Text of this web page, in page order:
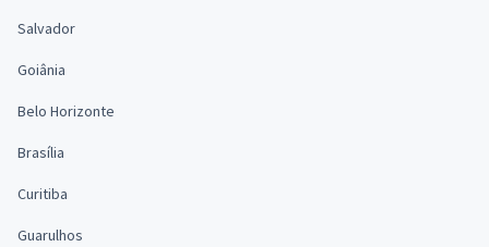
Salvador
Goiânia
Belo Horizonte
Brasília
Curitiba
Guarulhos